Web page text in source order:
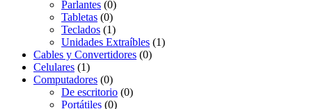
Parlantes (0)
Tabletas (0)
Teclados (1)
Unidades Extraíbles (1)
Cables y Convertidores (0)
Celulares (1)
Computadores (0)
De escritorio (0)
Portátiles (0)